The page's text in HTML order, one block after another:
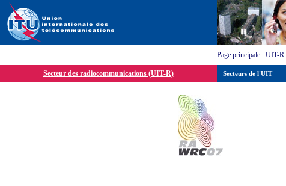
Page principale : UIT-R
Secteur des radiocommunications (UIT-R) Secteurs de l'UIT